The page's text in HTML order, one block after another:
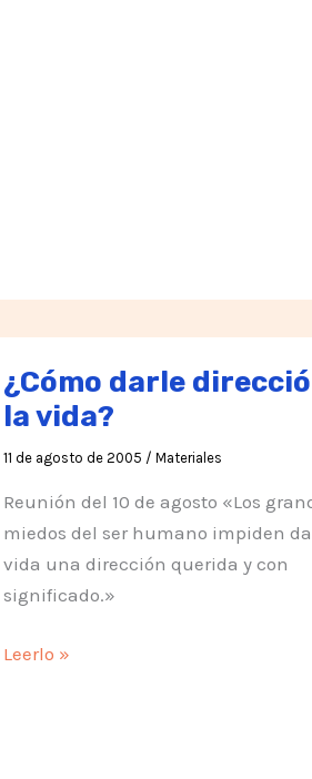
¿Cómo darle
la vida?
11 de agosto de 2005 /Materiales
Reunión del 10 de agosto «Los
miedos del ser humano impiden
vida una dirección querida y con
significado.»
¿Cómo
Leerlo »